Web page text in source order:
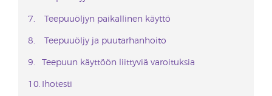
Teepuuöljyn paikallinen käyttö
Teepuuöljy ja puutarhanhoito
Teepuun käyttöön liittyviä varoituksia
Ihotesti